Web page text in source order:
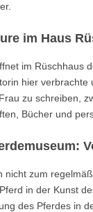
im Haus
im
hier
zu schreiben,
Bücher und
nicht zum
in der Kunst
des Pferdes in